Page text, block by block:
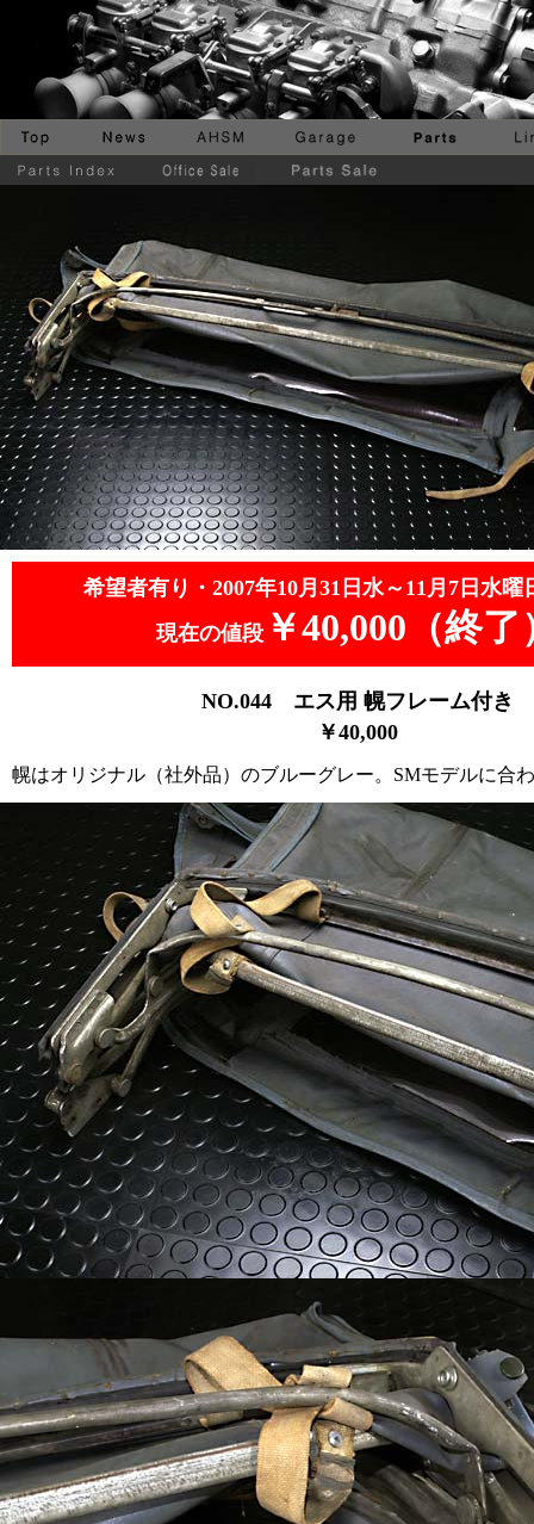
希望者有り・2007年10月31日水～11月7日水曜
現在の値段 ￥40,000（終了
NO.044 エス用 幌フレーム付き
￥40,000
幌はオリジナル（社外品）のブルーグレー。SMモデルに合